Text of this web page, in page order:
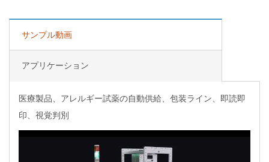
サンプル動画
アプリケーション
医療製品、アレルギー試薬の自動供給、包装ライン、即読即
印、視覚判別